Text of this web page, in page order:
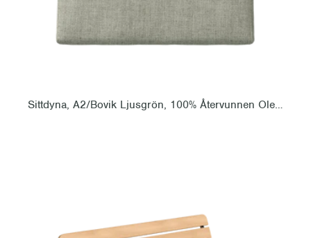
Sittdyna, A2/Bovik Ljusgrön, 100% Återvunnen Olefin